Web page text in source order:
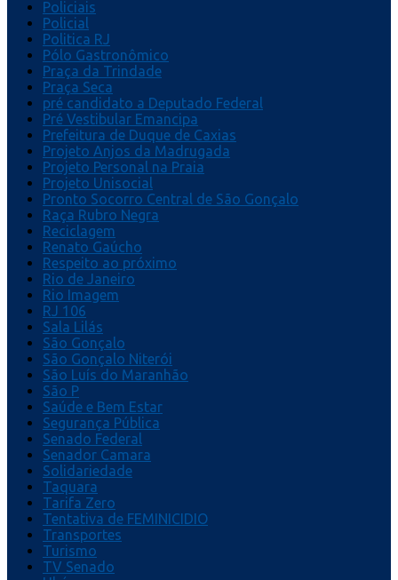
Policiais
Policial
Politica RJ
Pólo Gastronômico
Praça da Trindade
Praça Seca
pré candidato a Deputado Federal
Pré Vestibular Emancipa
Prefeitura de Duque de Caxias
Projeto Anjos da Madrugada
Projeto Personal na Praia
Projeto Unisocial
Pronto Socorro Central de São Gonçalo
Raça Rubro Negra
Reciclagem
Renato Gaúcho
Respeito ao próximo
Rio de Janeiro
Rio Imagem
RJ 106
Sala Lilás
São Gonçalo
São Gonçalo Niterói
São Luís do Maranhão
São P
Saúde e Bem Estar
Segurança Pública
Senado Federal
Senador Camara
Solidariedade
Taquara
Tarifa Zero
Tentativa de FEMINICIDIO
Transportes
Turismo
TV Senado